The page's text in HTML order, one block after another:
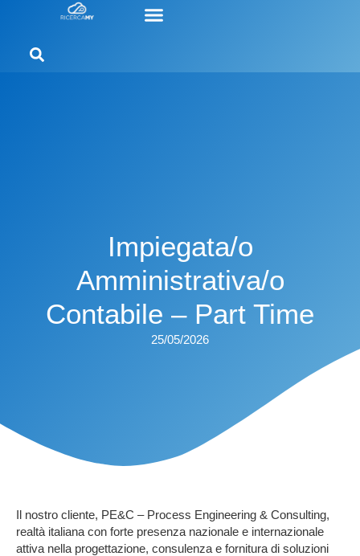
Impiegata/o
Amministrativa/o
Contabile – Part Time
25/05/2026
Il nostro cliente, PE&C – Process Engineering & Consulting,
realtà italiana con forte presenza nazionale e internazionale
attiva nella progettazione, consulenza e fornitura di soluzioni